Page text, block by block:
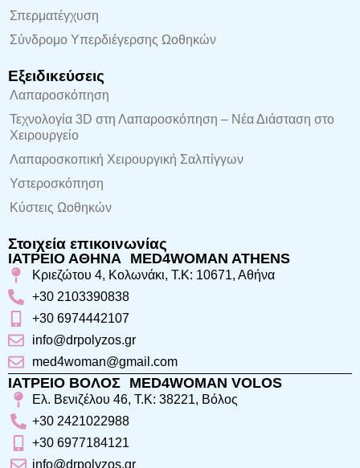
Σπερματέγχυση
Σύνδρομο Υπερδιέγερσης Ωοθηκών
Εξειδικεύσεις
Λαπαροσκόπηση
Τεχνολογία 3D στη Λαπαροσκόπηση – Νέα Διάσταση στο
Χειρουργείο
Λαπαροσκοπική Χειρουργική Σαλπίγγων
Υστεροσκόπηση
Κύστεις Ωοθηκών
Στοιχεία επικοινωνίας
ΙΑΤΡΕΙΟ ΑΘΗΝΑ MED4WOMAN ATHENS
Κριεζώτου 4, Κολωνάκι, Τ.Κ: 10671, Αθήνα
+30 2103390838
+30 6974442107
info@drpolyzos.gr
med4woman@gmail.com
ΙΑΤΡΕΙΟ ΒΟΛΟΣ MED4WOMAN VOLOS
Ελ. Βενιζέλου 46, Τ.Κ: 38221, Βόλος
+30 2421022988
+30 6977184121
info@drpolyzos.gr